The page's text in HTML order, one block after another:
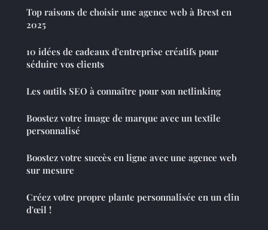
Top raisons de choisir une agence web à Brest en
2025
10 idées de cadeaux d'entreprise créatifs pour
séduire vos clients
Les outils SEO à connaître pour son netlinking
Boostez votre image de marque avec un textile
personnalisé
Boostez votre succès en ligne avec une agence web
sur mesure
Créez votre propre plante personnalisée en un clin
d'œil !